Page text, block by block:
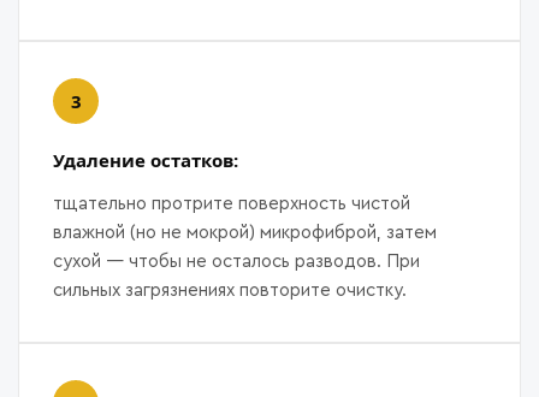
Удаление остатков:
тщательно протрите поверхность чистой
влажной (но не мокрой) микрофиброй, затем
сухой — чтобы не осталось разводов. При
сильных загрязнениях повторите очистку.